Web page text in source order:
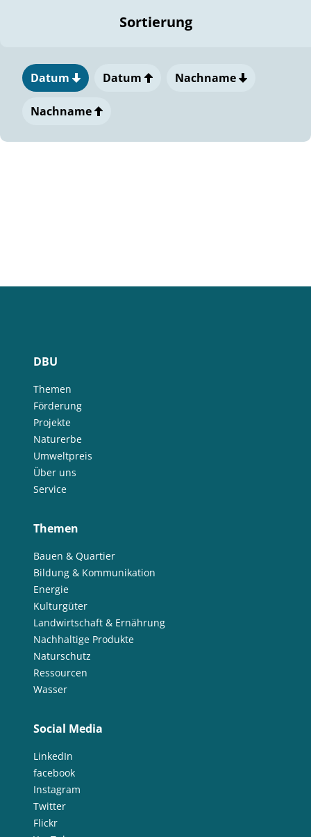
Sortierung
Datum Datum Nachname
Nachname
DBU
Themen
Förderung
Projekte
Naturerbe
Umweltpreis
Über uns
Service
Themen
Bauen & Quartier
Bildung & Kommunikation
Energie
Kulturgüter
Landwirtschaft & Ernährung
Nachhaltige Produkte
Naturschutz
Ressourcen
Wasser
Social Media
LinkedIn
facebook
Instagram
Twitter
Flickr